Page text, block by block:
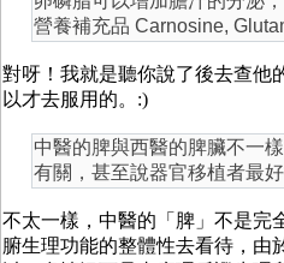
營養補充品 Carnosine,
對呀！我就是聽你說了後去查他
以才去服用的。:)
中醫的脾與西醫的脾臟不一
有關，甚至說器官移植者最
不太一樣，中醫的「脾」不是完
腑生理功能的整體性去看待，由